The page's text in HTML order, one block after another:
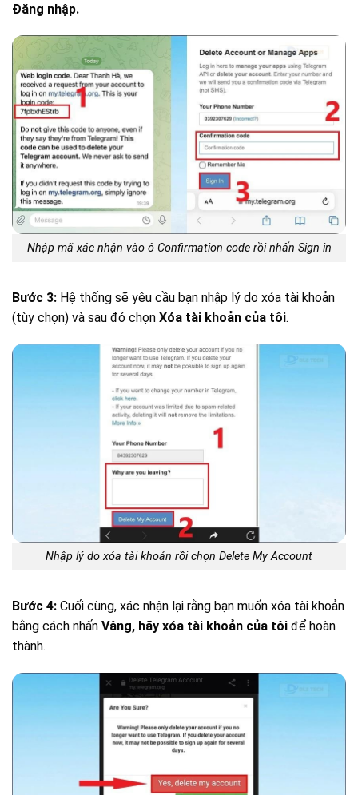
Đăng nhập.
Nhập mã xác nhận vào ô Confirmation code rồi nhấn Sign in
Bước 3: Hệ thống sẽ yêu cầu bạn nhập lý do xóa tài khoản
(tùy chọn) và sau đó chọn Xóa tài khoản của tôi.
Nhập lý do xóa tài khoản rồi chọn Delete My Account
Bước 4: Cuối cùng, xác nhận lại rằng bạn muốn xóa tài khoản
bằng cách nhấn Vâng, hãy xóa tài khoản của tôi để hoàn
thành.